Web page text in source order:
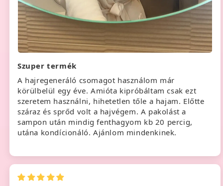
Szuper termék
A hajregeneráló csomagot használom már
körülbelül egy éve. Amióta kipróbáltam csak ezt
szeretem használni, hihetetlen tőle a hajam. Előtte
száraz és sprőd volt a hajvégem. A pakolást a
sampon után mindig fenthagyom kb 20 percig,
utána kondícionáló. Ajánlom mindenkinek.